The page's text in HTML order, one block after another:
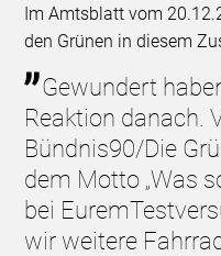
Im Amtsblatt vom
den Grünen in diesem
Gewundert
Reaktion danach.
Bündnis90/Die
dem Motto „Was
bei
wir weitere